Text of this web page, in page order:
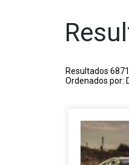
Resultados
Ordenados por: